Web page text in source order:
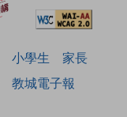
小學生
家長
教城電子報